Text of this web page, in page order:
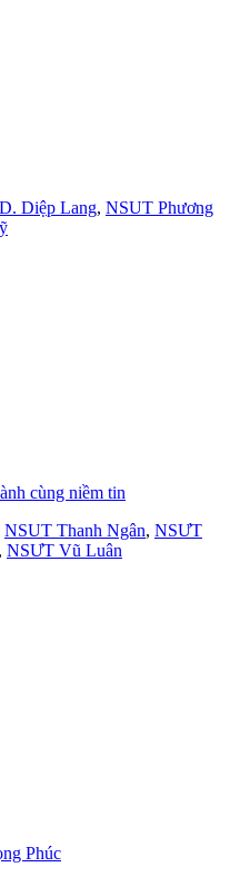
Diệp Lang, NSUT Phương
cùng niềm tin
NSUT Thanh Ngân, NSƯT
, NSƯT Vũ Luân
Phúc